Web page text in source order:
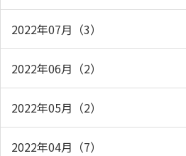
2022年07月（3）
2022年06月（2）
2022年05月（2）
2022年04月（7）